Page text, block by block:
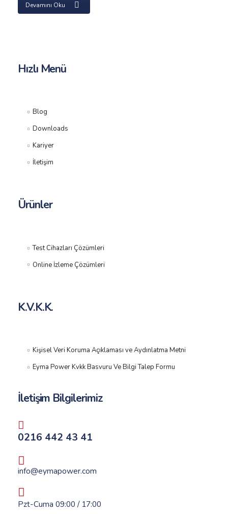
Devamını Oku
Hızlı Menü
Blog
Downloads
Kariyer
İletişim
Ürünler
Test Cihazları Çözümleri
Online İzleme Çözümleri
K.V.K.K.
Kişisel Veri Koruma Açıklaması ve Aydınlatma Metni
Eyma Power Kvkk Basvuru Ve Bilgi Talep Formu
İletişim Bilgilerimiz
0216 442 43 41
info@eymapower.com
Pzt-Cuma 09:00 / 17:00